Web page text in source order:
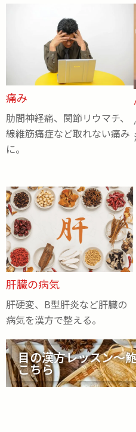
痛み
肋間神経痛、関節リウマチ、
線維筋痛症など取れない痛み
に。
肝臓の病気
肝硬変、B型肝炎など肝臓の
病気を漢方で整える。
目の漢方レッスン～
こちら